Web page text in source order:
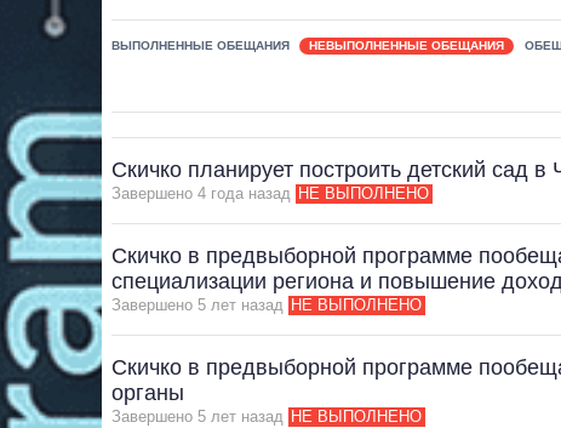
ВЫПОЛНЕННЫЕ ОБЕЩАНИЯ НЕВЫПОЛНЕННЫЕ ОБЕЩАНИЯ
Скичко планирует построить детский сад в
Завершено 4 года назад НЕ ВЫПОЛНЕНО
Скичко в предвыборной программе
специализации региона и повышение
Завершено 5 лет назад НЕ ВЫПОЛНЕНО
Скичко в предвыборной программе
органы
Завершено 5 лет назад НЕ ВЫПОЛНЕНО